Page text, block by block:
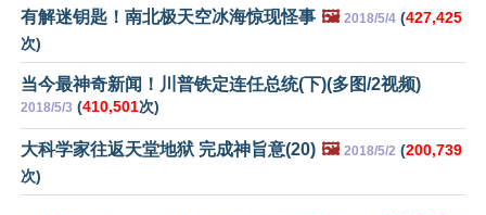
有解迷钥匙！南北极天空冰海惊现怪事 🖼️ 2018/5/4 (427,425
次)
当今最神奇新闻！川普铁定连任总统(下)(多图/2视频)
2018/5/3 (410,501次)
大科学家往返天堂地狱 完成神旨意(20) 🖼️ 2018/5/2 (200,739
次)